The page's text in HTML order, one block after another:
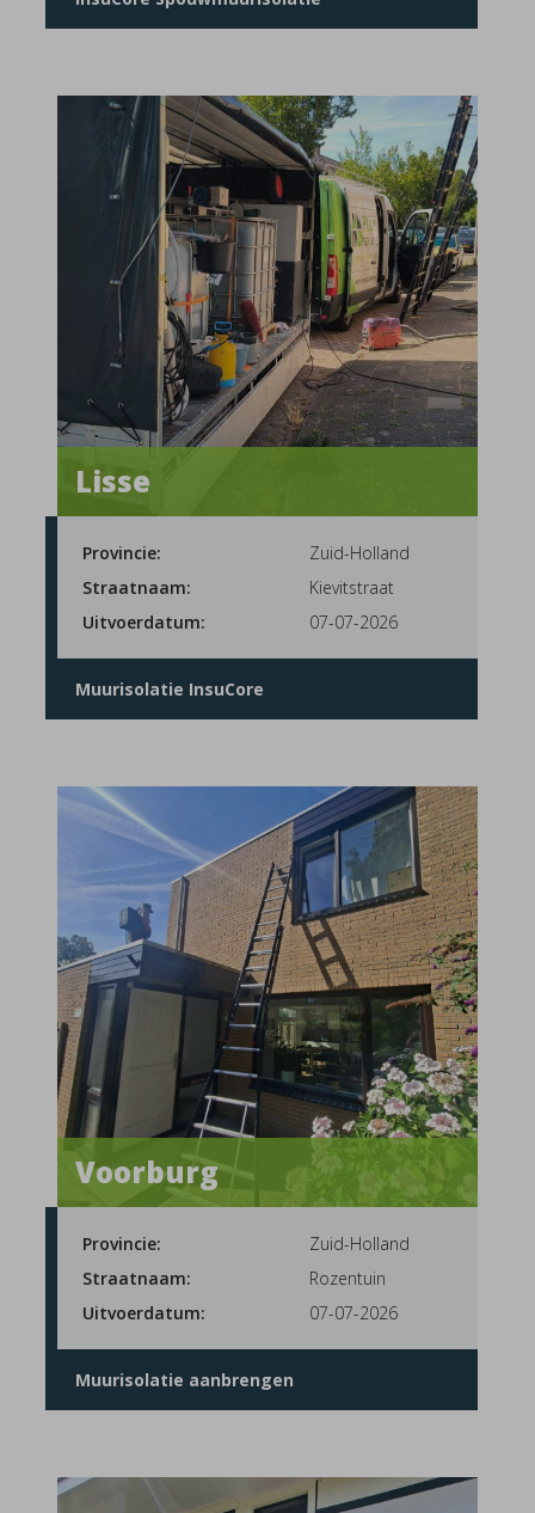
Lisse
Provincie:
Zuid-Holland
Straatnaam:
Kievitstraat
Uitvoerdatum:
07-07-2026
Muurisolatie InsuCore
Voorburg
Provincie:
Zuid-Holland
Straatnaam:
Rozentuin
Uitvoerdatum:
07-07-2026
Muurisolatie aanbrengen